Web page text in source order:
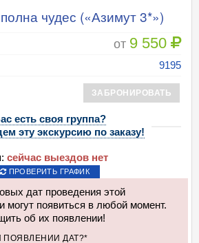
чудес («Азимут 3*»)
от 9 550
9195
ЗАБРОНИРОВАТЬ
есть своя группа?
эту экскурсию по заказу!
сейчас выездов нет
ПРОВЕРИТЬ ГРАФИК
дат проведения этой
могут появиться в любой момент.
об их появлении!
ПОЯВЛЕНИИ ДАТ?*